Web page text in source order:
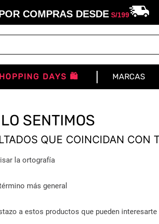
COMPRAS DESDES/199
DAYS 🛍️ MARCAS
LO SENTIMOS
QUE COINCIDAN CON
la ortografía
más general
a estos productos que pueden interesarte